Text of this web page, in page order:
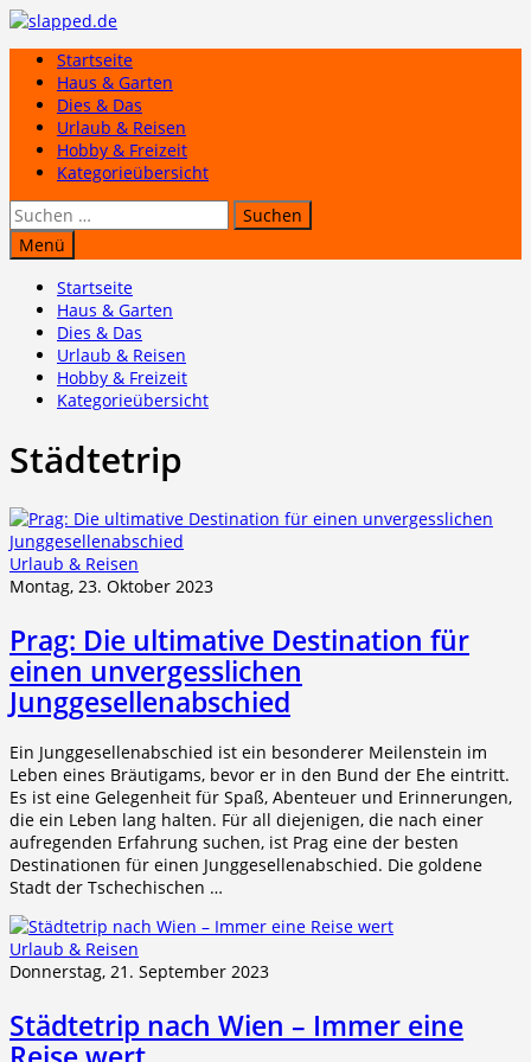
Zum
springenStartseite
Haus & Garten
Dies & Das
Urlaub & Reisen
Hobby & Freizeit
Kategorieübersicht
Suchen
nach:
Menü
Startseite
Haus & Garten
Dies & Das
Urlaub & Reisen
Hobby & Freizeit
Kategorieübersicht
Städtetrip
Urlaub & Reisen
Montag, 23. Oktober 2023
Prag: Die ultimative Destination für
einen unvergesslichen
Junggesellenabschied
Ein Junggesellenabschied ist ein besonderer Meilenstein im
Leben eines Bräutigams, bevor er in den Bund der Ehe eintritt.
Es ist eine Gelegenheit für Spaß, Abenteuer und Erinnerungen,
die ein Leben lang halten. Für all diejenigen, die nach einer
aufregenden Erfahrung suchen, ist Prag eine der besten
Destinationen für einen Junggesellenabschied. Die goldene
Stadt der Tschechischen …
Urlaub & Reisen
Donnerstag, 21. September 2023
Städtetrip nach Wien – Immer eine